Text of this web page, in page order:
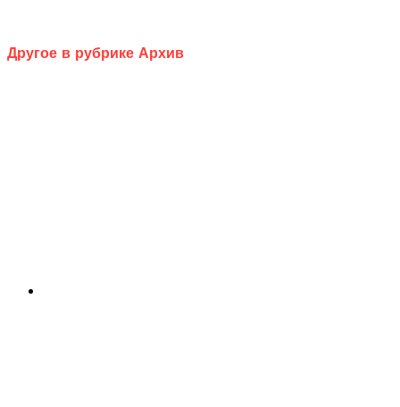
Другое в рубрике Архив